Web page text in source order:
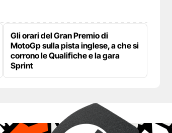
Gli orari del Gran Premio di
MotoGp sulla pista inglese, a che si
corrono le Qualifiche e la gara
Sprint